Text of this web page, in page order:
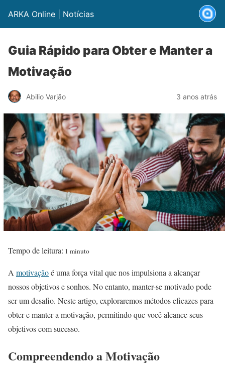
ARKA Online | Notícias
Guia Rápido para Obter e Manter a
Motivação
Abilio Varjão 3 anos atrás
Tempo de leitura: 1 minuto
A motivaçãoé uma força vital que nos impulsiona a alcançar
nossos objetivos e sonhos. No entanto, manter-se motivado pode
ser um desafio. Neste artigo, exploraremos métodos eficazes para
obter e manter a motivação, permitindo que você alcance seus
objetivos com sucesso.
Compreendendo a Motivação